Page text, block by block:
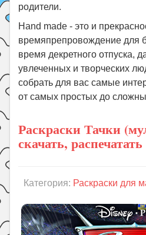
родители.
Hand made - это и
времяпрепровождение для
время декретного отпуска,
увлеченных и творческих
собрать для вас самые
от самых простых до
Раскраски Тачки
скачать, распечатать
Категория: Раскраски для